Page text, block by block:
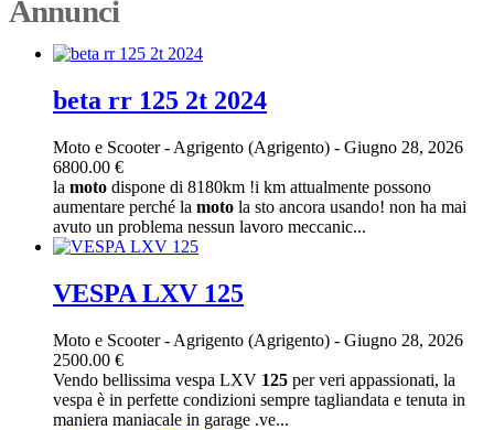
Annunci
beta rr 125 2t 2024
Moto e Scooter- Agrigento (Agrigento) - Giugno 28, 2026
6800.00 €
la moto dispone di 8180km !i km attualmente possono
aumentare perché la moto la sto ancora usando! non ha mai
avuto un problema nessun lavoro meccanic...
VESPA LXV 125
Moto e Scooter- Agrigento (Agrigento) - Giugno 28, 2026
2500.00 €
Vendo bellissima vespa LXV 125 per veri appassionati, la
vespa è in perfette condizioni sempre tagliandata e tenuta in
maniera maniacale in garage .ve...